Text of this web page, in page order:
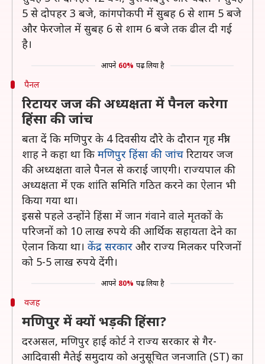
5 से दोपहर 3 बजे, कांगपोकपी में सुबह 6 से शाम 5 बजे
और फेरजोल में सुबह 6 से शाम 6 बजे तक ढील दी गई
है।
आपने 60% पढ़ लिया है
पैनल
रिटायर जज की अध्यक्षता में पैनल करेगा
हिंसा की जांच
बता दें कि मणिपुर के 4 दिवसीय दौरे के दौरान गृह मंत्री
शाह ने कहा था कि मणिपुर हिंसा की जांच रिटायर जज
की अध्यक्षता वाले पैनल से कराई जाएगी। राज्यपाल की
अध्यक्षता में एक शांति समिति गठित करने का ऐलान भी
किया गया था।
इससे पहले उन्होंने हिंसा में जान गंवाने वाले मृतकों के
परिजनों को 10 लाख रुपये की आर्थिक सहायता देने का
ऐलान किया था। केंद्र सरकार और राज्य मिलकर परिजनों
को 5-5 लाख रुपये देंगी।
आपने 80% पढ़ लिया है
वजह
मणिपुर में क्यों भड़की हिंसा?
दरअसल, मणिपुर हाई कोर्ट ने राज्य सरकार से गैर-
आदिवासी मैतेई समुदाय को अनुसूचित जनजाति (ST) का